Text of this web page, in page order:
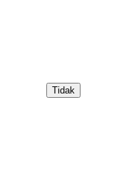
Tidak